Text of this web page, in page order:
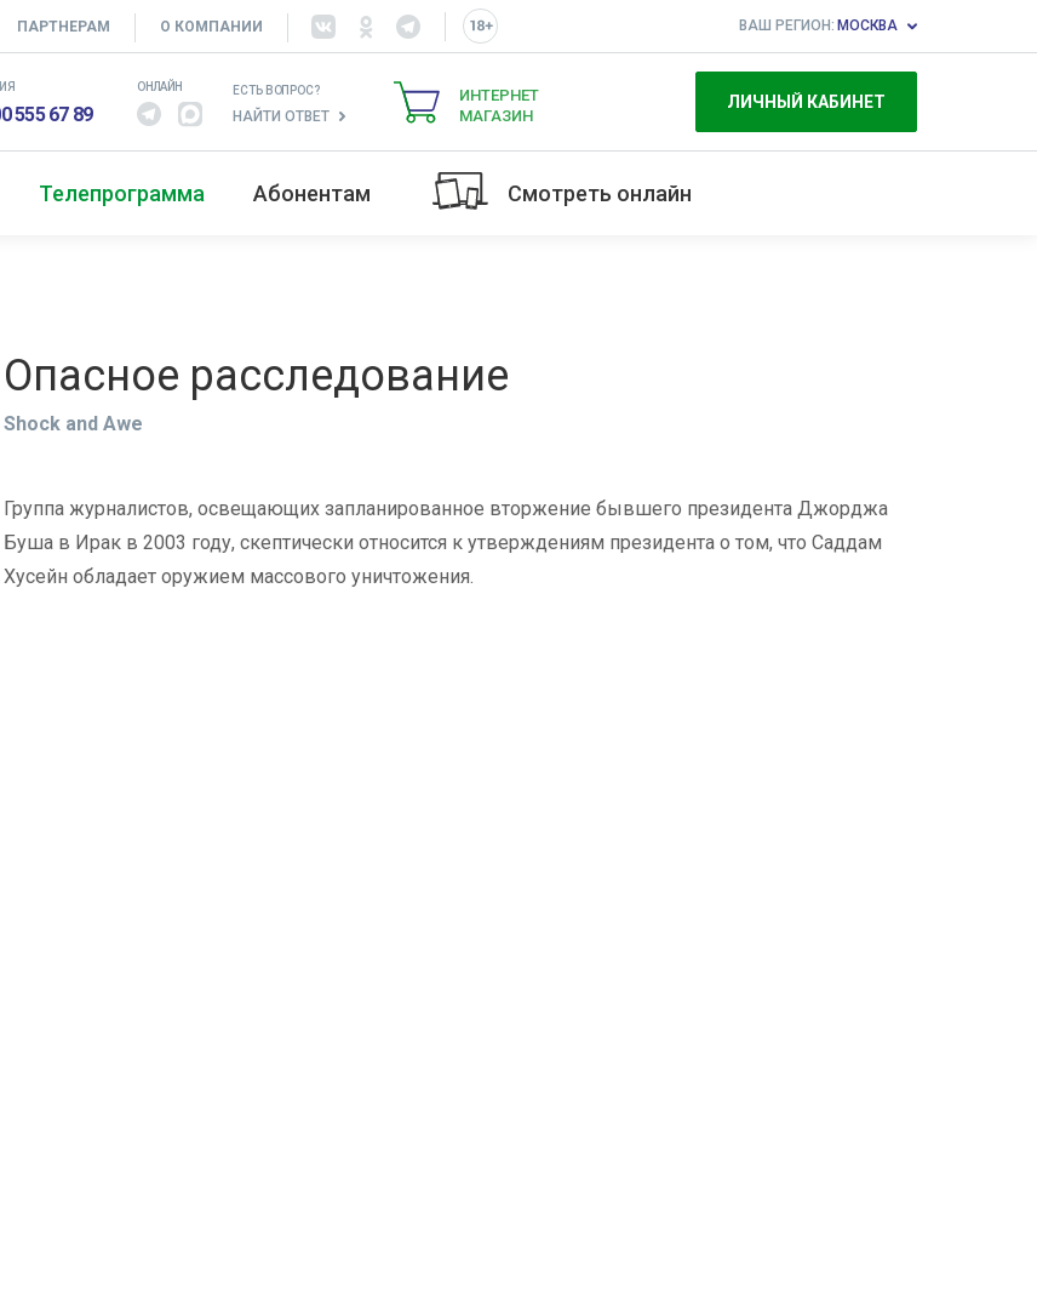
ПАРТНЕРАМ О КОМПАНИИ ВАШ РЕГИОН: МОСКВА
555 67 89
ОНЛАЙН ЕСТЬ ВОПРОС?
НАЙТИ ОТВЕТ
ИНТЕРНЕТ
МАГАЗИН
ЛИЧНЫЙ КАБИНЕТ
Телепрограмма Абонентам Смотреть онлайн
Опасное расследование
Shock and Awe
Группа журналистов, освещающих запланированное вторжение бывшего президента Джорджа
Буша в Ирак в 2003 году, скептически относится к утверждениям президента о том, что Саддам
Хусейн обладает оружием массового уничтожения.